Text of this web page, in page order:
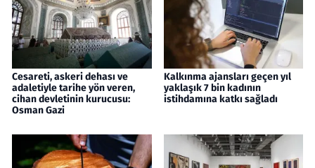
Cesareti, askeri dehası ve
adaletiyle tarihe yön veren,
cihan devletinin kurucusu:
Osman Gazi
Kalkınma ajansları geçen yıl
yaklaşık 7 bin kadının
istihdamına katkı sağladı